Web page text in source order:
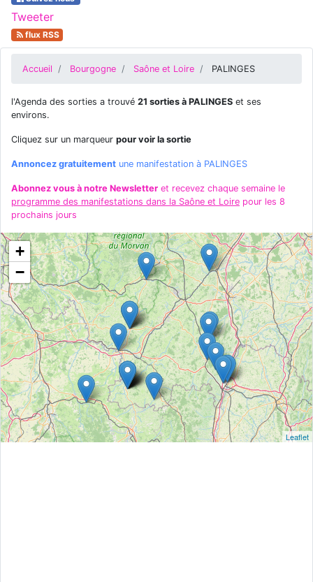
Tweeter
flux RSS
Accueil Bourgogne Saône et Loire PALINGES
l'Agenda des sorties a trouvé 21 sorties à PALINGES et ses
environs.
Cliquez sur un marqueur pour voir la sortie
Annoncez gratuitement une manifestation à PALINGES
Abonnez vous à notre Newsletter et recevez chaque semaine le
programme des manifestations dans la Saône et Loire pour les 8
prochains jours
+
−
Leaflet